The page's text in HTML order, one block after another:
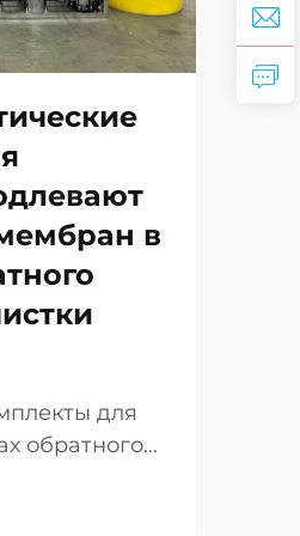
в
для
обратного
прорыв